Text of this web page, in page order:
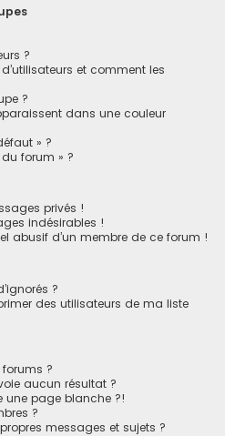
?
et comment les
?
dans une couleur
» ?
du forum » ?
privés !
indésirables !
abusif d’un membre de ce forum !
?
des utilisateurs de ma liste
?
aucun résultat ?
une page blanche ?!
?
messages et sujets ?